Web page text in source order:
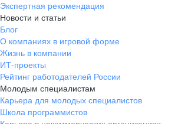
Экспертная рекомендация
Новости и статьи
Блог
О компаниях в игровой форме
Жизнь в компании
ИТ-проекты
Рейтинг работодателей России
Молодым специалистам
Карьера для молодых специалистов
Школа программистов